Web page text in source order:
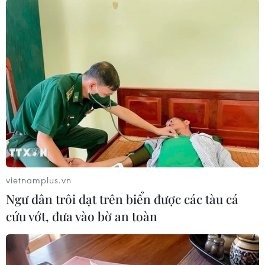
Bộ trưởng Bộ Thông tin và Truyền thông Nguyễn Mạnh Hùng.
(Nguồn: TTXVN)
Chia sẻ một số quan điểm về hợp tác kỹ thuật số
vietnamplus.vn
Ngư dân trôi dạt trên biển được các tàu cá
cứu vớt, đưa vào bờ an toàn